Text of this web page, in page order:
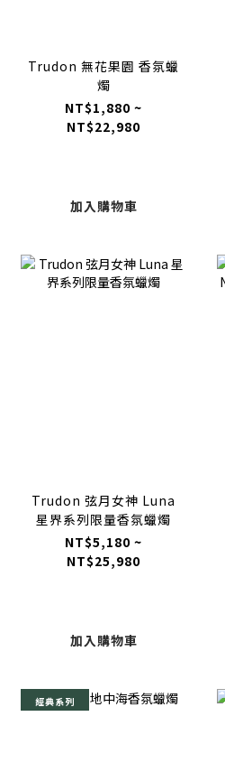
Trudon 無花果園 香氛蠟
燭
NT$1,880 ~
NT$22,980
加入購物車
Trudon 弦月女神 Luna
星界系列限量香氛蠟燭
NT$5,180 ~
NT$25,980
加入購物車
經典系列